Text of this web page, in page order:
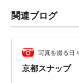
*1。
http://
00000507-san-
関連ブログ
写真を撮る日
京都スナップ